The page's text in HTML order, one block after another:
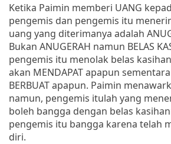
Ketika Paimin memberi UANG
pengemis dan pengemis itu
uang yang diterimanya adalah
Bukan ANUGERAH namun BELAS
pengemis itu menolak belas
akan MENDAPAT apapun
BERBUAT apapun. Paimin
namun, pengemis itulah yang
boleh bangga dengan belas
pengemis itu bangga karena telah
diri.